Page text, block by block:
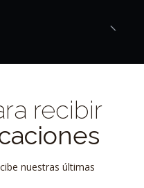
recibir
nuestras últimas